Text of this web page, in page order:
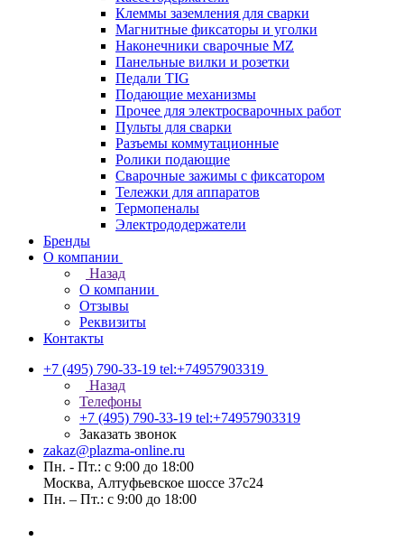
Клеммы заземления для сварки
Магнитные фиксаторы и уголки
Наконечники сварочные MZ
Панельные вилки и розетки
Педали TIG
Подающие механизмы
Прочее для электросварочных работ
Пульты для сварки
Разъемы коммутационные
Ролики подающие
Сварочные зажимы с фиксатором
Тележки для аппаратов
Термопеналы
Электрододержатели
Бренды
О компании
Назад
О компании
Отзывы
Реквизиты
Контакты
+7 (495) 790-33-19 tel:+74957903319
Назад
Телефоны
+7 (495) 790-33-19 tel:+74957903319
Заказать звонок
zakaz@plazma-online.ru
Пн. - Пт.: с 9:00 до 18:00
Москва, Алтуфьевское шоссе 37с24
Пн. – Пт.: с 9:00 до 18:00